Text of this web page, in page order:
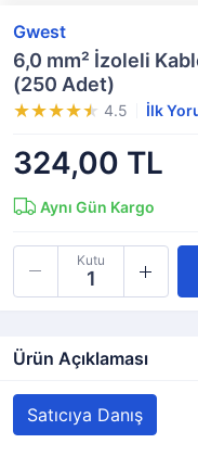
Gwest
6,0 mm² İzoleli
(250 Adet)
4.5 İlk
324,00 TL
Aynı Gün Kargo
Kutu
Ürün Açıklaması
Satıcıya Danış